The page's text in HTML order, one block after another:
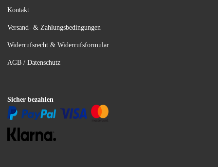
Kontakt
Versand- & Zahlungsbedingungen
Widerrufsrecht & Widerrufsformular
AGB / Datenschutz
Sicher bezahlen